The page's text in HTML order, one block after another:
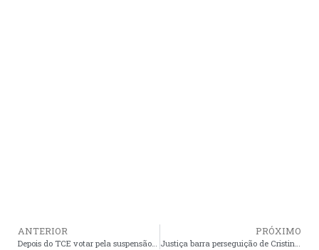
ANTERIOR
Depois do TCE votar pela suspensão do concurso de Araioses, Justiça decreta o seu adiamento por prazo não inferior a seis meses
PRÓXIMO
Justiça barra perseguição de Cristino a pré-candidatura de Manoel da Polo